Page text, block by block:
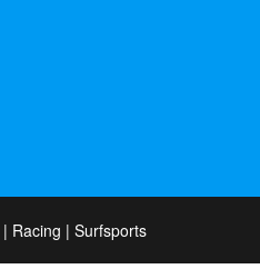
| Racing | Surfsports